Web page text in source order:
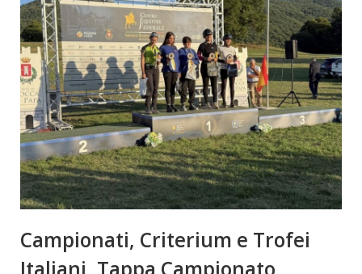
Campionati, Criterium e Trofei
Italiani, Tappa Campionato